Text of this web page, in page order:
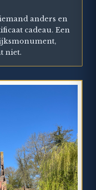
anders en
cadeau. Een
niet.